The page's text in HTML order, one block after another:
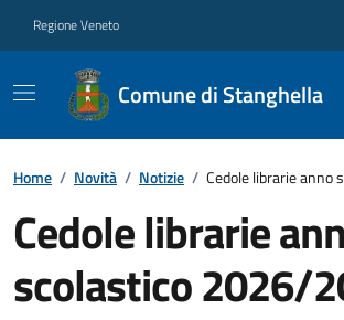
Regione Veneto
Comune di Stanghella
Home / Novità / Notizie / Cedole librarie
Cedole librarie
scolastico 2026/